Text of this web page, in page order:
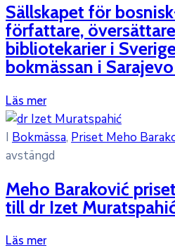
Sällskapet för
författare,
bibliotekarier i
bokmässan i
Läs mer
I Bokmässa‚ Priset Meho
avstängd
Meho Baraković
till dr Izet
Läs mer